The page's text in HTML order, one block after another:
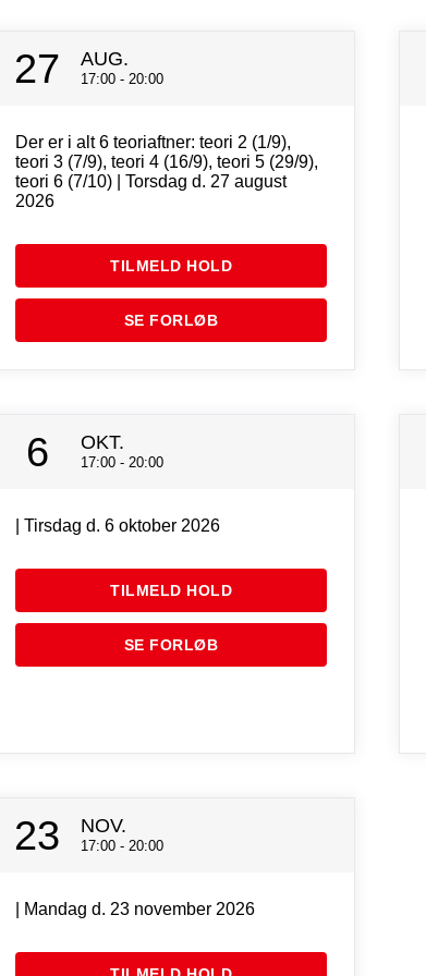
27 AUG.
17:00 - 20:00
Der er i alt 6 teoriaftner: teori 2 (1/9),
teori 3 (7/9), teori 4 (16/9), teori 5 (29/9),
teori 6 (7/10) | Torsdag d. 27 august
2026
TILMELD HOLD
SE FORLØB
6 OKT.
17:00 - 20:00
| Tirsdag d. 6 oktober 2026
TILMELD HOLD
SE FORLØB
23 NOV.
17:00 - 20:00
| Mandag d. 23 november 2026